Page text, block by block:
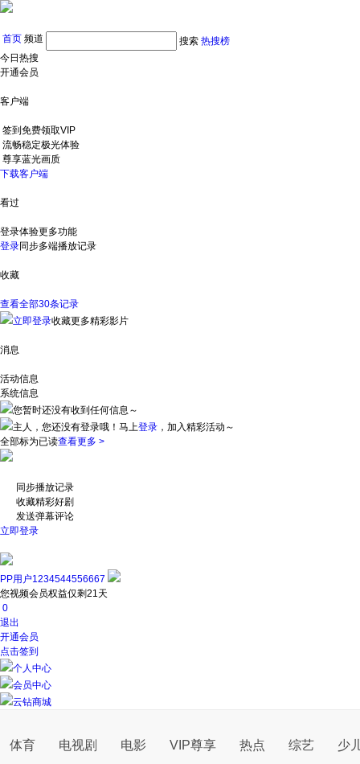
首页 频道 搜索 热搜榜
今日热搜
开通会员
客户端
签到免费领取VIP
流畅稳定极光体验
尊享蓝光画质
下载客户端
看过
登录体验更多功能
登录同步多端播放记录
收藏
查看全部30条记录
立即登录收藏更多精彩影片
消息
活动信息
系统信息
您暂时还没有收到任何信息～
主人，您还没有登录哦！ 马上登录 ，加入精彩活动～
全部标为已读查看更多 >
同步播放记录
收藏精彩好剧
发送弹幕评论
立即登录
PP用户1234544556667
您视频会员权益仅剩21天
0
退出
开通会员
点击签到
个人中心
会员中心
云钻商城
体育 电视剧 电影 VIP尊享 热点 综艺
少